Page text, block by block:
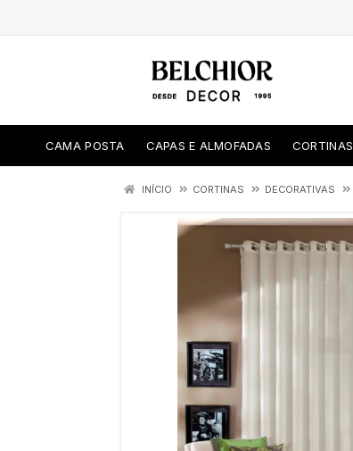
CAMA POSTA CAPAS E ALMOFADAS CORTINAS
INÍCIO CORTINAS DECORATIVAS